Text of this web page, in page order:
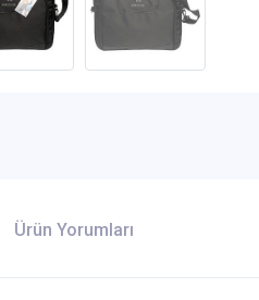
Ürün Yorumları